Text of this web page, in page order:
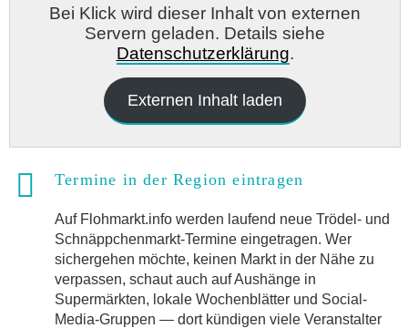
Bei Klick wird dieser Inhalt von externen
Servern geladen. Details siehe
Datenschutzerklärung.
Externen Inhalt laden
Termine in der Region eintragen
Auf Flohmarkt.info werden laufend neue Trödel- und
Schnäppchenmarkt-Termine eingetragen. Wer
sichergehen möchte, keinen Markt in der Nähe zu
verpassen, schaut auch auf Aushänge in
Supermärkten, lokale Wochenblätter und Social-
Media-Gruppen — dort kündigen viele Veranstalter